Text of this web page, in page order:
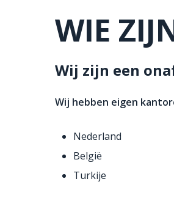
WIE
Wij zijn een
Wij hebben eigen
Nederland
België
Turkije